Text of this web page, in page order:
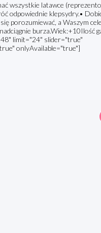
wszystkie latawce
odpowiednie klepsydry.•
porozumiewać, a Waszym
burza.Wiek:+10Ilość
limit="24" slider="true"
onlyAvailable="true"]